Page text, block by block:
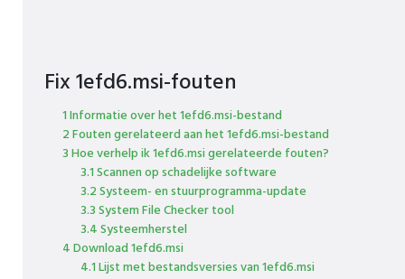
Fix 1efd6.msi-fouten
1 Informatie over het 1efd6.msi-bestand
2 Fouten gerelateerd aan het 1efd6.msi-bestand
3 Hoe verhelp ik 1efd6.msi gerelateerde fouten?
3.1 Scannen op schadelijke software
3.2 Systeem- en stuurprogramma-update
3.3 System File Checker tool
3.4 Systeemherstel
4 Download 1efd6.msi
4.1 Lijst met bestandsversies van 1efd6.msi